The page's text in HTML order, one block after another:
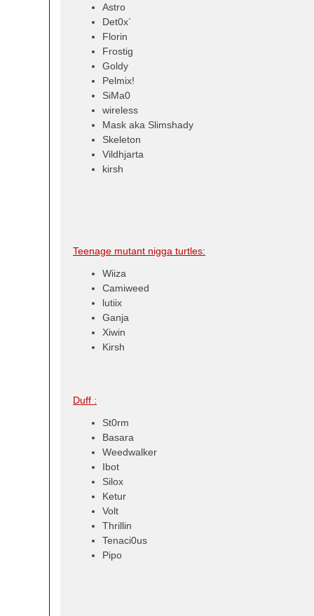
Astro
Det0x´
Florin
Frostig
Goldy
Pelmix!
SiMa0
wireless
Mask aka Slimshady
Skeleton
Vildhjarta
kirsh
Teenage mutant nigga turtles:
Wiiza
Camiweed
lutiix
Ganja
Xiwin
Kirsh
Duff :
St0rm
Basara
Weedwalker
Ibot
Silox
Ketur
Volt
Thrillin
Tenaci0us
Pipo